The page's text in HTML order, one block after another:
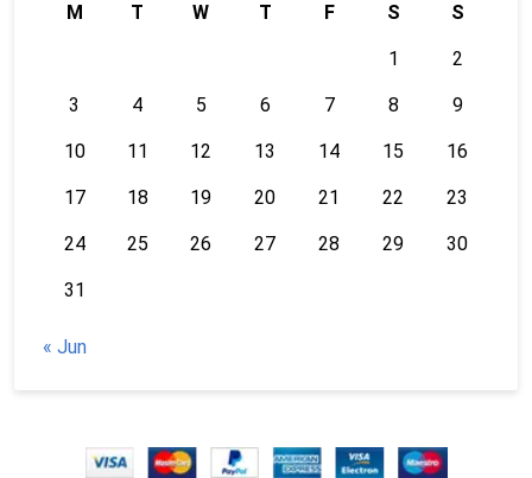
M T W T F S S
1 2
3 4 5 6 7 8 9
10 11 12 13 14 15 16
17 18 19 20 21 22 23
24 25 26 27 28 29 30
31
« Jun